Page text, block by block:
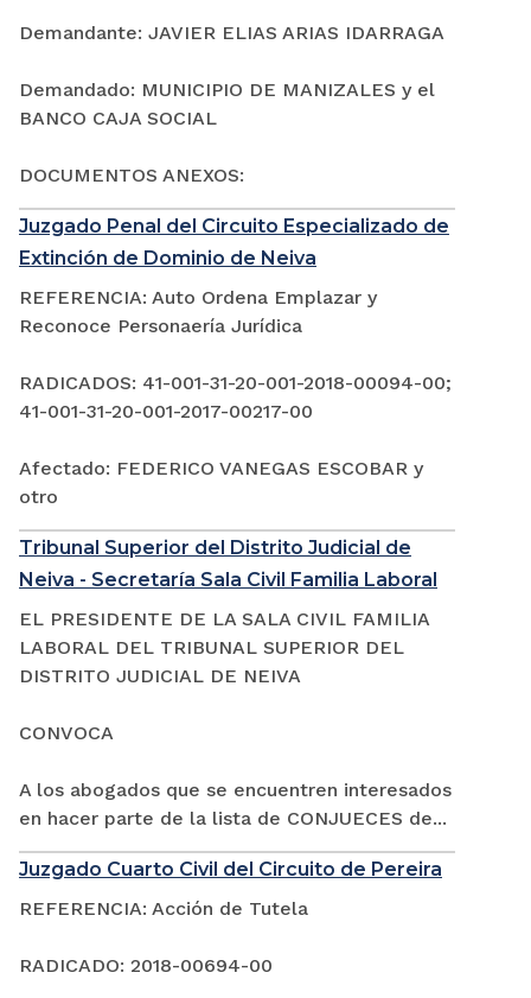
Demandante: JAVIER ELIAS ARIAS IDARRAGA
Demandado: MUNICIPIO DE MANIZALES y el
BANCO CAJA SOCIAL
DOCUMENTOS ANEXOS:
Juzgado Penal del Circuito Especializado de
Extinción de Dominio de Neiva
REFERENCIA: Auto Ordena Emplazar y
Reconoce Personaería Jurídica
RADICADOS: 41-001-31-20-001-2018-00094-00;
41-001-31-20-001-2017-00217-00
Afectado: FEDERICO VANEGAS ESCOBAR y
otro
Tribunal Superior del Distrito Judicial de
Neiva - Secretaría Sala Civil Familia Laboral
EL PRESIDENTE DE LA SALA CIVIL FAMILIA
LABORAL DEL TRIBUNAL SUPERIOR DEL
DISTRITO JUDICIAL DE NEIVA
CONVOCA
A los abogados que se encuentren interesados
en hacer parte de la lista de CONJUECES de...
Juzgado Cuarto Civil del Circuito de Pereira
REFERENCIA: Acción de Tutela
RADICADO: 2018-00694-00